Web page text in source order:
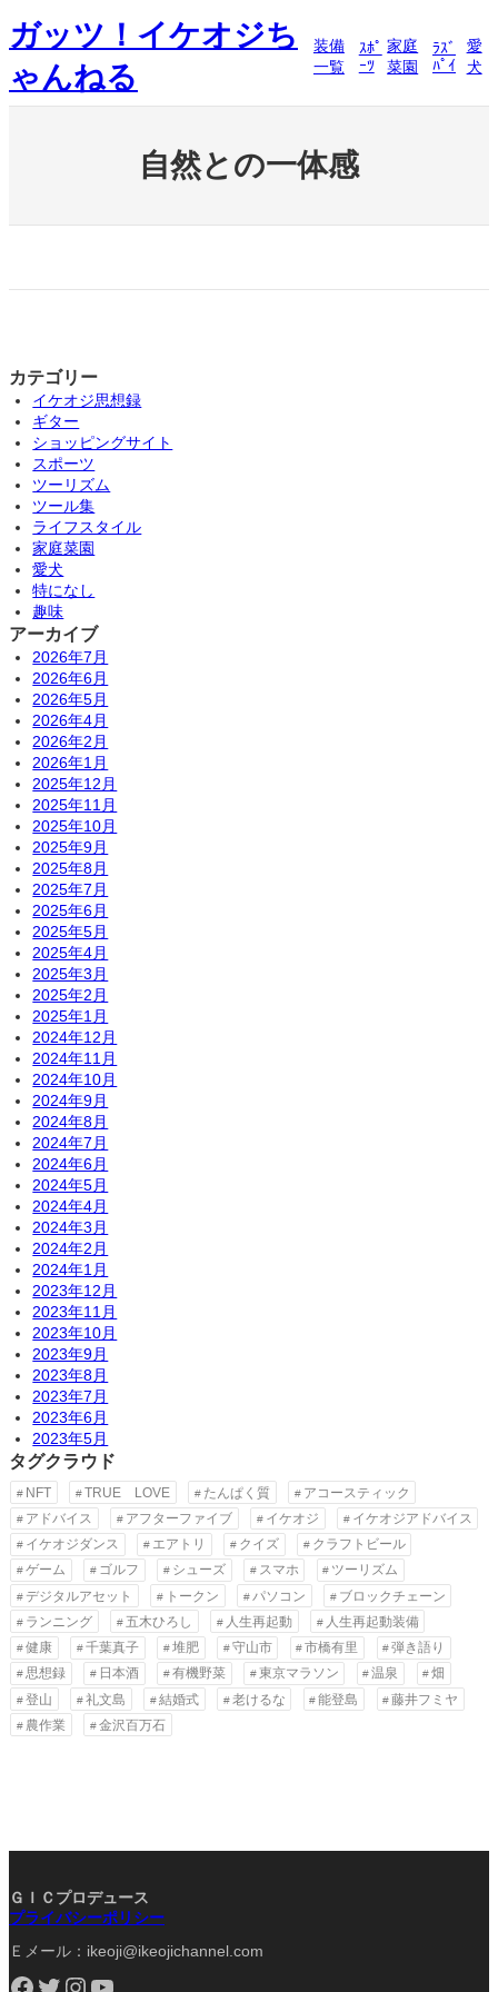
容
ス
キ
ガッツ！イケオジち
ゃんねる
装備
一覧
ｽﾎﾟ
ｰﾂ
家庭
菜園
ﾗｽﾞ
ﾊﾟｲ
愛
犬
自然との一体感
カテゴリー
イケオジ思想録
ギター
ショッピングサイト
スポーツ
ツーリズム
ツール集
ライフスタイル
家庭菜園
愛犬
特になし
趣味
アーカイブ
2026年7月
2026年6月
2026年5月
2026年4月
2026年2月
2026年1月
2025年12月
2025年11月
2025年10月
2025年9月
2025年8月
2025年7月
2025年6月
2025年5月
2025年4月
2025年3月
2025年2月
2025年1月
2024年12月
2024年11月
2024年10月
2024年9月
2024年8月
2024年7月
2024年6月
2024年5月
2024年4月
2024年3月
2024年2月
2024年1月
2023年12月
2023年11月
2023年10月
2023年9月
2023年8月
2023年7月
2023年6月
2023年5月
タグクラウド
NFT TRUE LOVE たんぱく質
アコースティック
アドバイス
アフターファイブ イケオジ
イケオジアドバイス
イケオジダンス
エアトリ クイズ
クラフトビール
ゲーム
ゴルフ シューズ スマホ
ツーリズム
デジタルアセット
トークン パソコン
ブロックチェーン
ランニング
五木ひろし 人生再起動
人生再起動装備
健康
千葉真子 堆肥 守山市 市橋有里
弾き語り
思想録
日本酒 有機野菜 東京マラソン 温泉
畑
登山
礼文島 結婚式 老けるな 能登島
藤井フミヤ
農作業
金沢百万石
ＧＩＣプロデュース
プライバシーポリシー
Ｅメール：ikeoji@ikeojichannel.com
Facebook Twitter Instagram YouTube